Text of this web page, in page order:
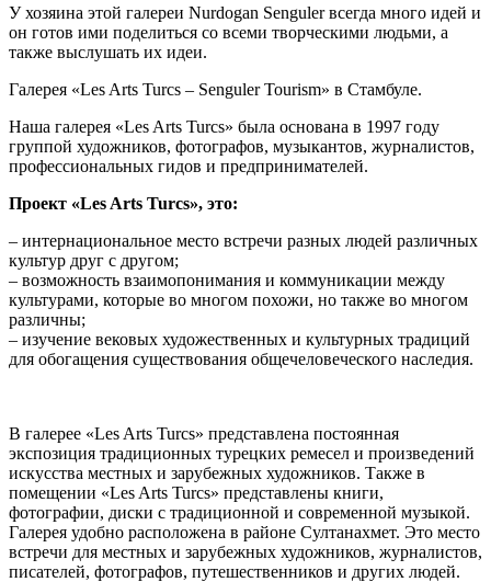
У хозяина этой галереи Nurdogan Senguler всегда много идей и
он готов ими поделиться со всеми творческими людьми, а
также выслушать их идеи.
Галерея «Les Arts Turcs – Senguler Tourism» в Стамбуле.
Наша галерея «Les Arts Turcs» была основана в 1997 году
группой художников, фотографов, музыкантов, журналистов,
профессиональных гидов и предпринимателей.
Проект «Les Arts Turcs», это:
– интернациональное место встречи разных людей различных
культур друг с другом;
– возможность взаимопонимания и коммуникации между
культурами, которые во многом похожи, но также во многом
различны;
– изучение вековых художественных и культурных традиций
для обогащения существования общечеловеческого наследия.
В галерее «Les Arts Turcs» представлена постоянная
экспозиция традиционных турецких ремесел и произведений
искусства местных и зарубежных художников. Также в
помещении «Les Arts Turcs» представлены книги,
фотографии, диски с традиционной и современной музыкой.
Галерея удобно расположена в районе Султанахмет. Это место
встречи для местных и зарубежных художников, журналистов,
писателей, фотографов, путешественников и других людей.